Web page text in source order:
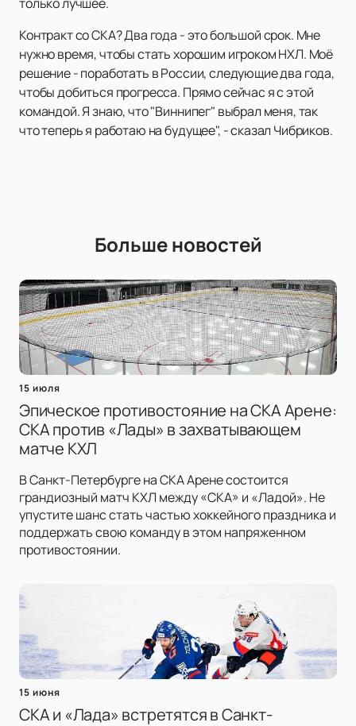
только лучшее.
Контракт со СКА? Два года - это большой срок. Мне
нужно время, чтобы стать хорошим игроком НХЛ. Моё
решение - поработать в России, следующие два года,
чтобы добиться прогресса. Прямо сейчас я с этой
командой. Я знаю, что "Виннипег" выбрал меня, так
что теперь я работаю на будущее", - сказал Чибриков.
Больше новостей
15 июля
Эпическое противостояние на СКА Арене:
СКА против «Лады» в захватывающем
матче КХЛ
В Санкт-Петербурге на СКА Арене состоится
грандиозный матч КХЛ между «СКА» и «Ладой». Не
упустите шанс стать частью хоккейного праздника и
поддержать свою команду в этом напряженном
противостоянии.
15 июня
СКА и «Лада» встретятся в Санкт-